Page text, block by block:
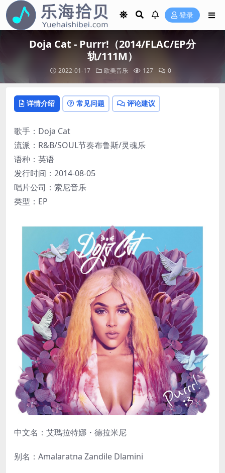
登录
Doja Cat - Purrr!（2014/FLAC/EP分
轨/111M）
2022-01-17 欧美音乐 127 0
详情介绍 常见问题 评论建议
歌手：Doja Cat
流派：R&B/SOUL节奏布鲁斯/灵魂乐
语种：英语
发行时间：2014-08-05
唱片公司：索尼音乐
类型：EP
中文名：艾瑪拉特娜・德拉米尼
别名：Amalaratna Zandile Dlamini